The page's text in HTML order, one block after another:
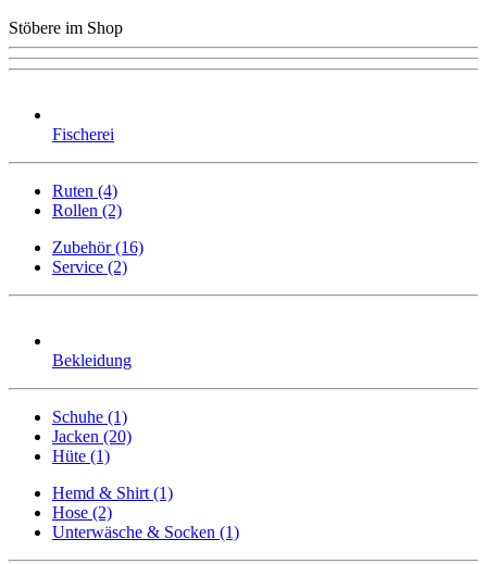
Stöbere im Shop
Fischerei
Ruten (4)
Rollen (2)
Zubehör (16)
Service (2)
Bekleidung
Schuhe (1)
Jacken (20)
Hüte (1)
Hemd & Shirt (1)
Hose (2)
Unterwäsche & Socken (1)